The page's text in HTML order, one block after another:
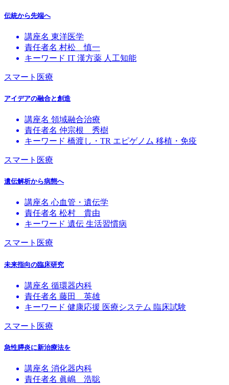
伝統から先端へ
講座名 東洋医学
責任者名 村松 慎一
キーワード IT 漢方薬 人工知能
スマート医療
アイデアの融合と創造
講座名 領域融合治療
責任者名 仲宗根 秀樹
キーワード 橋渡し・TR エピゲノム 移植・免疫
スマート医療
遺伝解析から病態へ
講座名 心血管・遺伝学
責任者名 松村 貴由
キーワード 遺伝 生活習慣病
スマート医療
未来指向の臨床研究
講座名 循環器内科
責任者名 藤田 英雄
キーワード 健康応援 医療システム 臨床試験
スマート医療
急性膵炎に新治療法を
講座名 消化器内科
責任者名 眞嶋 浩聡